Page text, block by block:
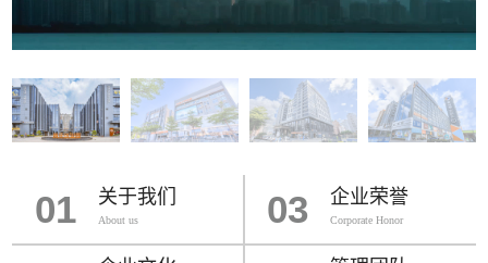
01 关于我们
About us 03 企业荣誉
Corporate Honor